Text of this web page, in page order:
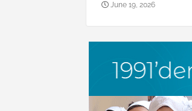
June 19, 2026